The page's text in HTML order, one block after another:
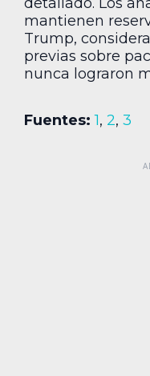
mantienen
Trump,
previas sobre
nunca lograron
Fuentes: 1, 2, 3